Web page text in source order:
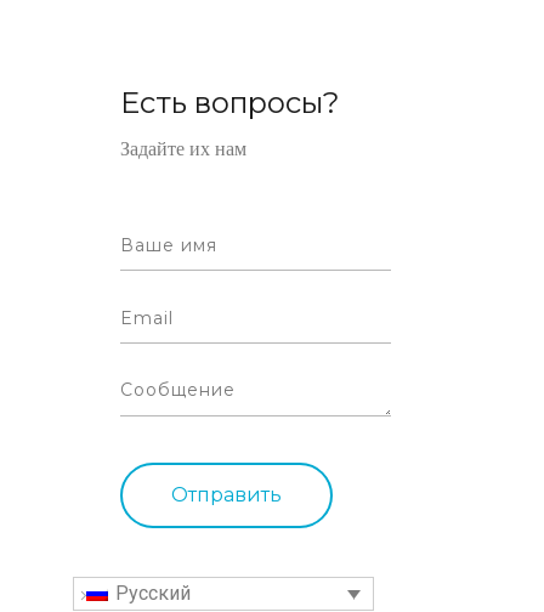
Есть вопросы?
Задайте их нам
Русский